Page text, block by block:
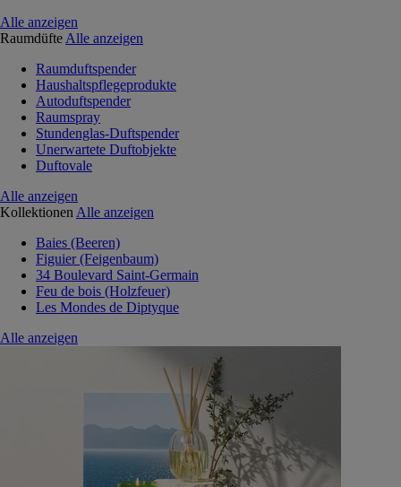
Alle anzeigen
Raumdüfte Alle anzeigen
Raumduftspender
Haushaltspflegeprodukte
Autoduftspender
Raumspray
Stundenglas-Duftspender
Unerwartete Duftobjekte
Duftovale
Alle anzeigen
Kollektionen Alle anzeigen
Baies (Beeren)
Figuier (Feigenbaum)
34 Boulevard Saint-Germain
Feu de bois (Holzfeuer)
Les Mondes de Diptyque
Alle anzeigen